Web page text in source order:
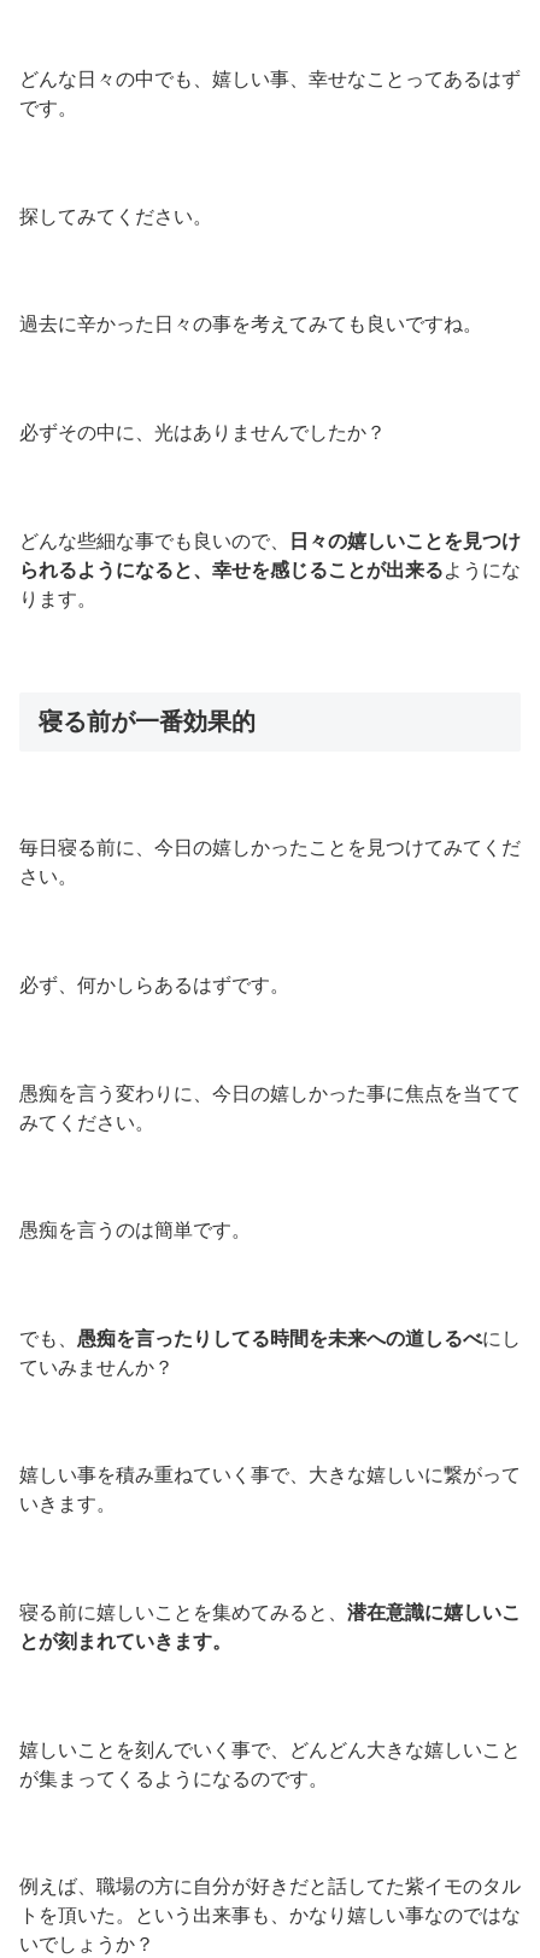
どんな日々の中でも、嬉しい事、幸せなことってあるはず
です。
探してみてください。
過去に辛かった日々の事を考えてみても良いですね。
必ずその中に、光はありませんでしたか？
どんな些細な事でも良いので、
日々の嬉しいことを見つけ
られるようになると、幸せを感じることが出来るようにな
ります。
寝る前が一番効果的
毎日寝る前に、今日の嬉しかったことを見つけてみてくだ
さい。
必ず、何かしらあるはずです。
愚痴を言う変わりに、今日の嬉しかった事に焦点を当てて
みてください。
愚痴を言うのは簡単です。
でも、 愚痴を言ったりしてる時間を未来への道しるべにし
ていみませんか？
嬉しい事を積み重ねていく事で、大きな嬉しいに繋がって
いきます。
寝る前に嬉しいことを集めてみると、 潜在意識に嬉しいこ
とが刻まれていきます。
嬉しいことを刻んでいく事で、どんどん大きな嬉しいこと
が集まってくるようになるのです。
例えば、職場の方に自分が好きだと話してた紫イモのタル
トを頂いた。という出来事も、かなり嬉しい事なのではな
いでしょうか？